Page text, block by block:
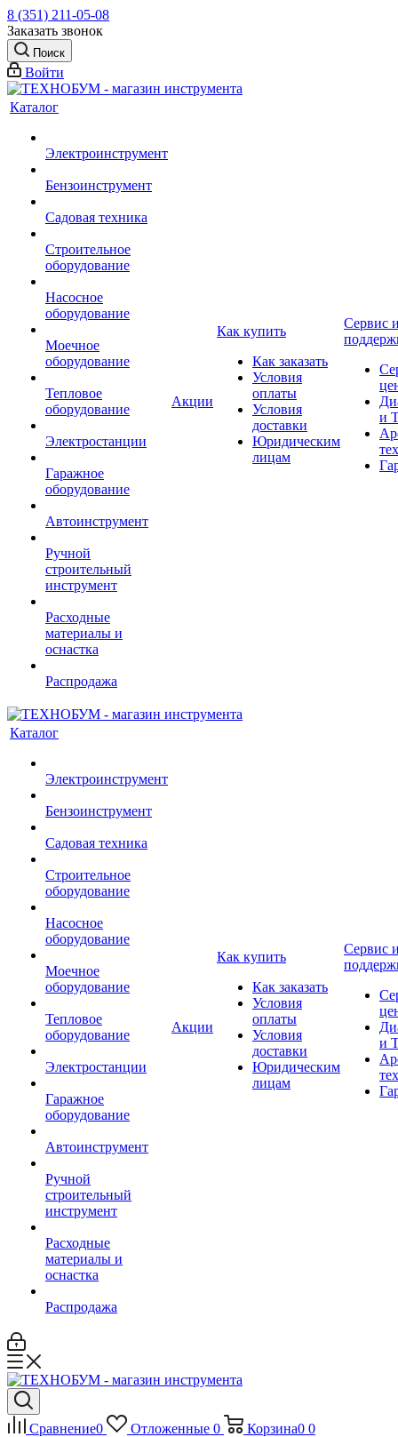
8 (351) 211-05-08
Заказать звонок
Поиск
Войти
Каталог
Электроинструмент
Бензоинструмент
Садовая техника
Строительное
оборудование
Насосное
оборудование
Моечное
оборудование
Тепловое
оборудование
Электростанции
Гаражное
оборудование
Автоинструмент
Ручной
строительный
инструмент
Расходные
материалы и
оснастка
Распродажа
Акции
Как купить
Как заказать
Условия
оплаты
Условия
доставки
Юридическим
лицам
Сервис
и
Каталог
Электроинструмент
Бензоинструмент
Садовая техника
Строительное
оборудование
Насосное
оборудование
Моечное
оборудование
Тепловое
оборудование
Электростанции
Гаражное
оборудование
Автоинструмент
Ручной
строительный
инструмент
Расходные
материалы и
оснастка
Распродажа
Акции
Как купить
Как заказать
Условия
оплаты
Условия
доставки
Юридическим
лицам
Сервис
и
Сравнение0 Отложенные 0 Корзина0 0